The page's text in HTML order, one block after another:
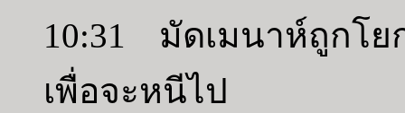
10:31 มัดเมนาห์ถูกโ
เพื่อจะหนีไป